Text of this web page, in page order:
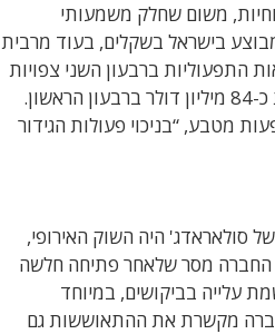
משום שחלק משמעותי
בישראל בשקלים, בעוד מרבית
התפעוליות ברבעון השני צפויות
לעלות לכ-86-91 מיליון דולר, לעומת כ-84 מיליון דולר ברבעון הראשון.
מטבע, “בניכוי פעולות הגידור
סולאראדג' היה השוק האירופי,
החברה מסר שלאחר פתיחה חלשה
עלייה בביקושים, במיוחד
מקשרת את ההתאוששות גם